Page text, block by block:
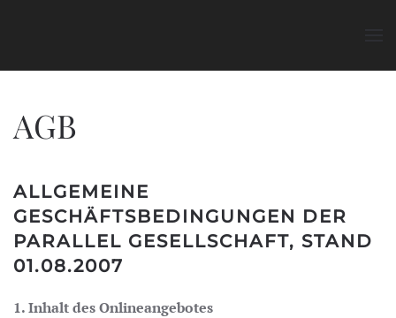
AGB
ALLGEMEINE
GESCHÄFTSBEDINGUNGEN DER
PARALLEL GESELLSCHAFT, STAND
01.08.2007
1. Inhalt des Onlineangebotes